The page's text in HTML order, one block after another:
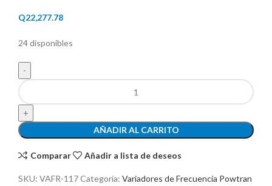
Q22,277.78
24 disponibles
AÑADIR AL CARRITO
Comparar Añadir a lista de deseos
SKU: VAFR-117Categoría: Variadores de Frecuencia Powtran